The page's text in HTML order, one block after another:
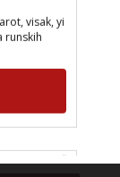
visak, yi
runskih